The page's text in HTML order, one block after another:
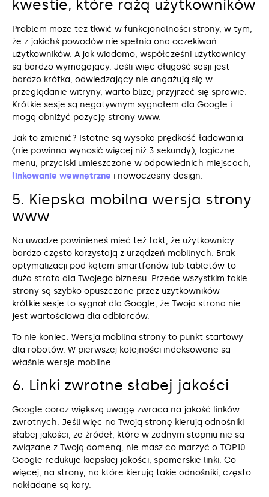
kwestie, które rażą użytkowników
Problem może też tkwić w funkcjonalności strony, w tym,
że z jakichś powodów nie spełnia ona oczekiwań
użytkowników. A jak wiadomo, współcześni użytkownicy
są bardzo wymagający. Jeśli więc długość sesji jest
bardzo krótka, odwiedzający nie angażują się w
przeglądanie witryny, warto bliżej przyjrzeć się sprawie.
Krótkie sesje są negatywnym sygnałem dla Google i
mogą obniżyć pozycję strony www.
Jak to zmienić? Istotne są wysoka prędkość ładowania
(nie powinna wynosić więcej niż 3 sekundy), logiczne
menu, przyciski umieszczone w odpowiednich miejscach,
linkowanie wewnętrzne i nowoczesny design.
5. Kiepska mobilna wersja strony
www
Na uwadze powinieneś mieć też fakt, że użytkownicy
bardzo często korzystają z urządzeń mobilnych. Brak
optymalizacji pod kątem smartfonów lub tabletów to
duża strata dla Twojego biznesu. Przede wszystkim takie
strony są szybko opuszczane przez użytkowników –
krótkie sesje to sygnał dla Google, że Twoja strona nie
jest wartościowa dla odbiorców.
To nie koniec. Wersja mobilna strony to punkt startowy
dla robotów. W pierwszej kolejności indeksowane są
właśnie wersje mobilne.
6. Linki zwrotne słabej jakości
Google coraz większą uwagę zwraca na jakość linków
zwrotnych. Jeśli więc na Twoją stronę kierują odnośniki
słabej jakości, ze źródeł, które w żadnym stopniu nie są
związane z Twoją domeną, nie masz co marzyć o TOP10.
Google redukuje kiepskiej jakości, spamerskie linki. Co
więcej, na strony, na które kierują takie odnośniki, często
nakładane są kary.